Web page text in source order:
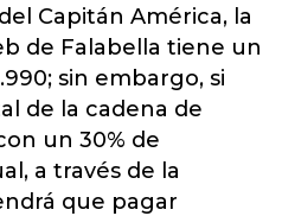
Capitán América, la
de Falabella tiene un
sin embargo, si
de la cadena de
un 30% de
a través de la
que pagar